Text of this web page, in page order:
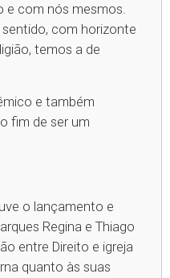
e com nós mesmos.
com horizonte
temos a de
e também
fim de ser um
o lançamento e
Regina e Thiago
entre Direito e igreja
quanto às suas